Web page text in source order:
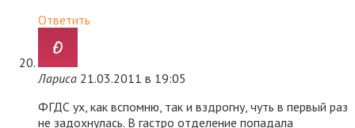
Ответить
Лариса 21.03.2011 в 19:05
ФГДС ух, как вспомню, так и вздрогну, чуть в первый раз
не задохнулась. В гастро отделение попадала